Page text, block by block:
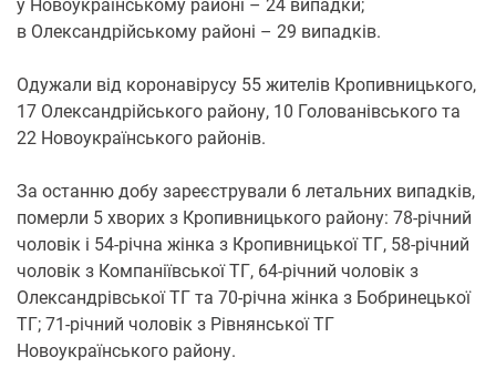
у Новоукраїнському районі – 24 випадки;
в Олександрійському районі – 29 випадків.
Одужали від коронавірусу 55 жителів Кропивницького,
17 Олександрійського району, 10 Голованівського та
22 Новоукраїнського районів.
За останню добу зареєстрували 6 летальних випадків,
померли 5 хворих з Кропивницького району: 78-річний
чоловік і 54-річна жінка з Кропивницької ТГ, 58-річний
чоловік з Компаніївської ТГ, 64-річний чоловік з
Олександрівської ТГ та 70-річна жінка з Бобринецької
ТГ; 71-річний чоловік з Рівнянської ТГ
Новоукраїнського району.